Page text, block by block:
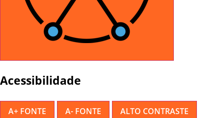
Acessibilidade
A+ FONTE A- FONTE ALTO CONTRASTE